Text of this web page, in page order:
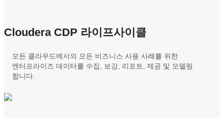
Cloudera CDP 라이프사이클
모든 클라우드에서의 모든 비즈니스 사용 사례를 위한
엔터프라이즈 데이터를 수집, 보강, 리포트, 제공 및 모델링
합니다.